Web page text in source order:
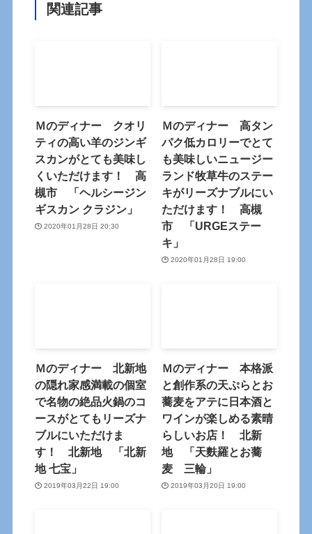
関連記事
Ｍのディナー クオリ
ティの高い羊のジンギ
スカンがとても美味し
くいただけます！ 高
槻市 「ヘルシージン
ギスカン クラジン」
2020年01月28日 20:30
Ｍのディナー 高タン
パク低カロリーでとて
も美味しいニュージー
ランド牧草牛のステー
キがリーズナブルにい
ただけます！ 高槻
市 「URGEステー
キ」
2020年01月28日 19:00
Ｍのディナー 北新地
の隠れ家感満載の個室
で名物の絶品火鍋のコ
ースがとてもリーズナ
ブルにいただけま
す！ 北新地 「北新
地 七宝」
2019年03月22日 19:00
Ｍのディナー 本格派
と創作系の天ぷらとお
蕎麦をアテに日本酒と
ワインが楽しめる素晴
らしいお店！ 北新
地 「天麩羅とお蕎
麦 三輪」
2019年03月20日 19:00